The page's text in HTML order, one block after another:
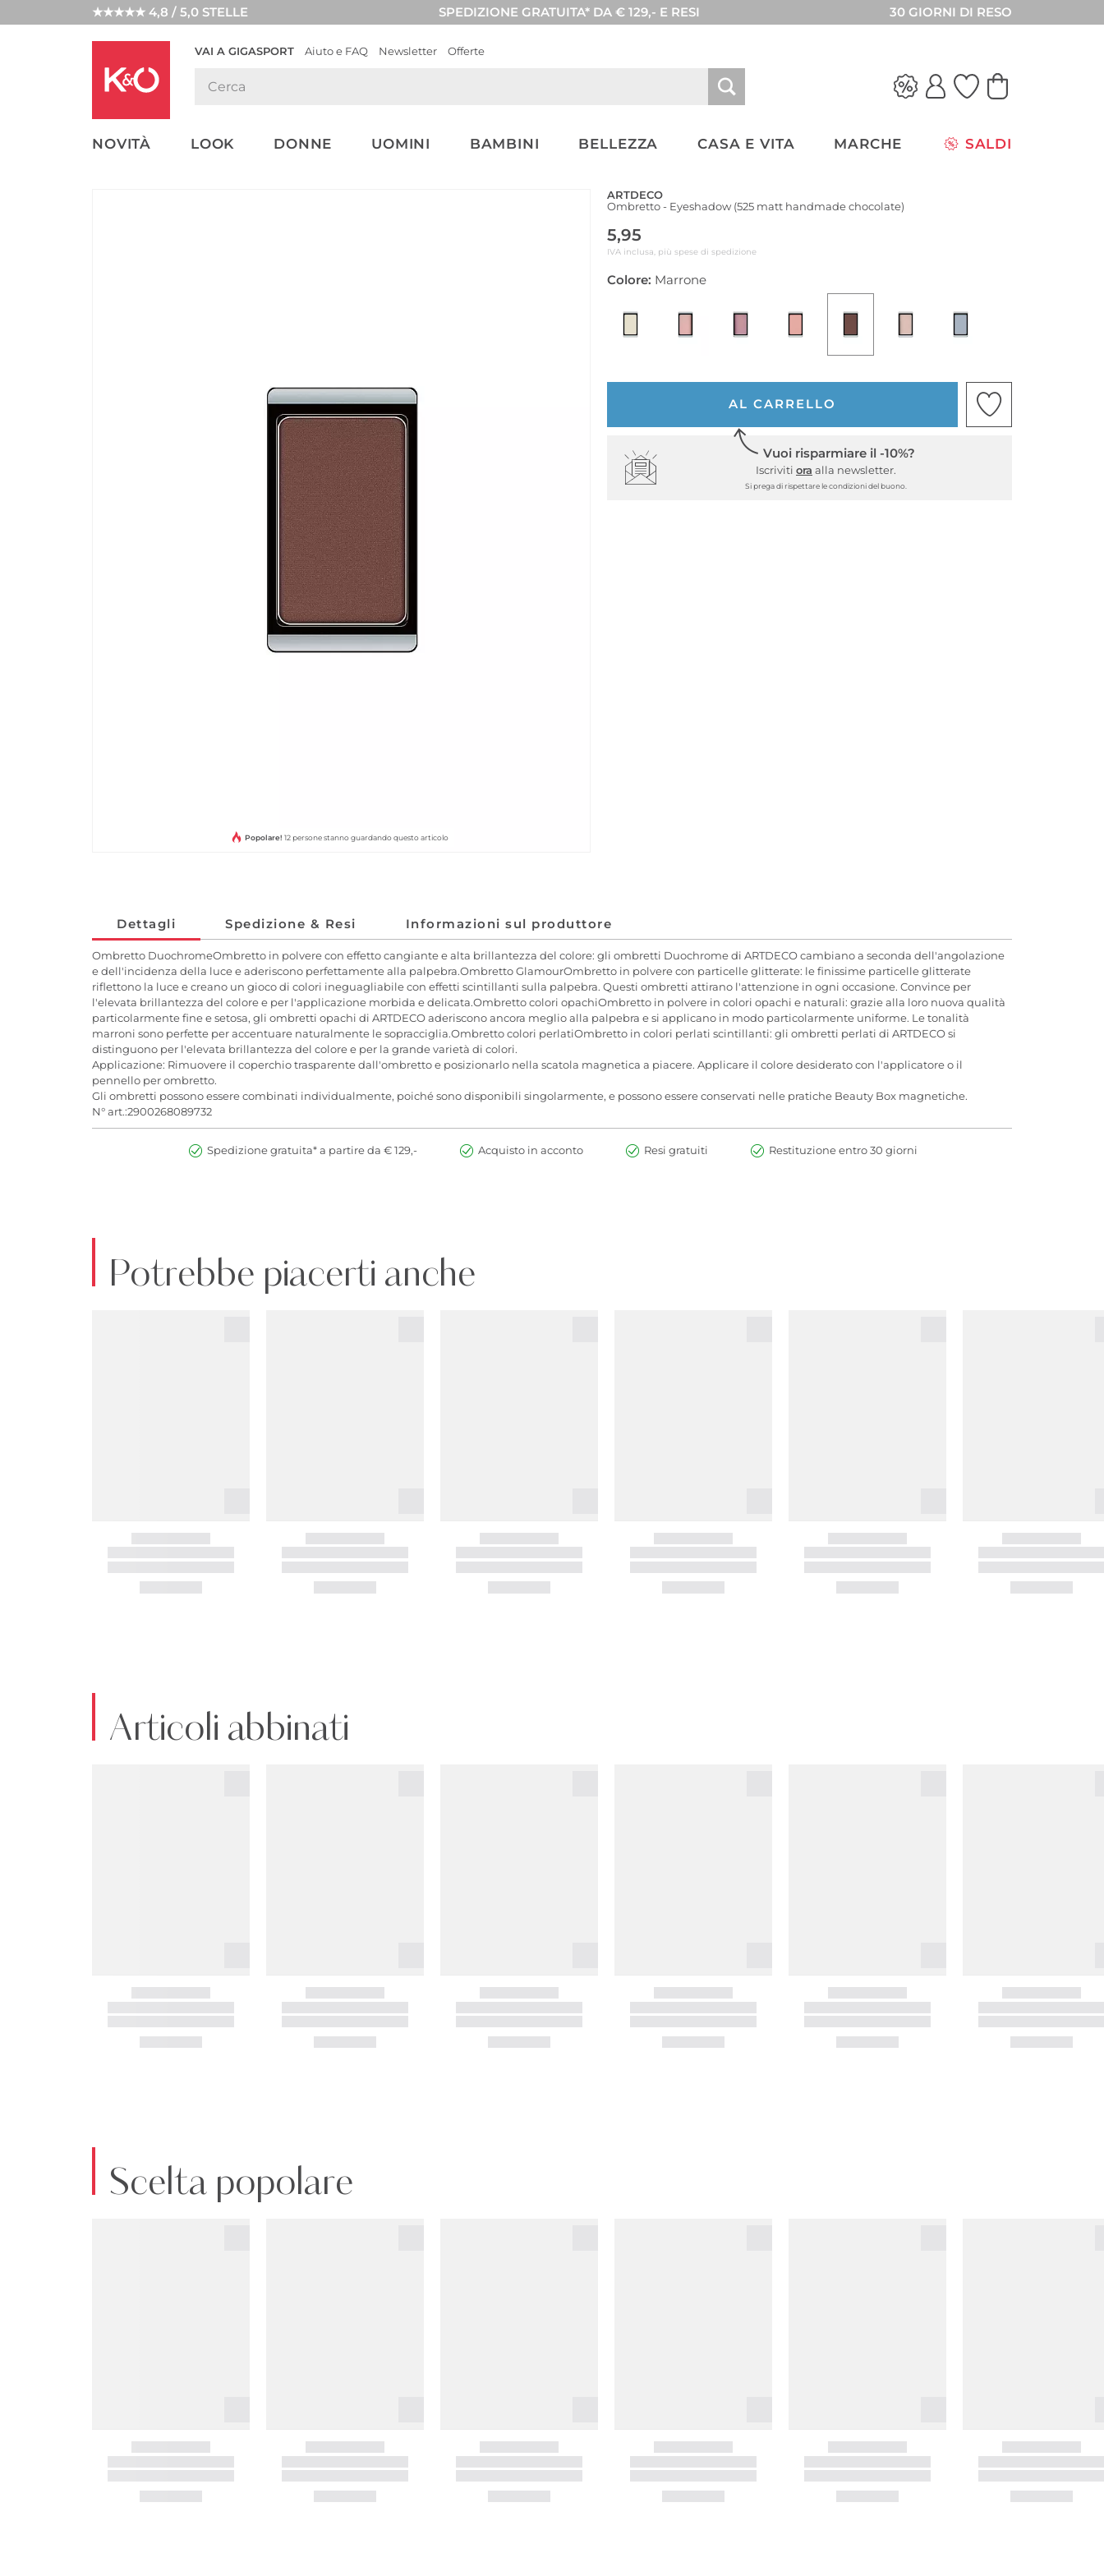
★★★★★ 4,8 / 5,0 STELLE SPEDIZIONE GRATUITA* DA € 129,- E RESI 30 GIORNI DI RESO
VAI A GIGASPORT Aiuto e FAQ Newsletter Offerte
NOVITÀ LOOK DONNE UOMINI BAMBINI BELLEZZA CASA E VITA MARCHE SALDI
LOOK
WEDDING
Popolare! 12 persone stanno guardando questo articolo
ARTDECO
Ombretto - Eyeshadow (525 matt handmade chocolate)
5,95
IVA inclusa, più spese di spedizione
Colore: Marrone
AL CARRELLO
Vuoi risparmiare il -10%?
Iscriviti ora alla newsletter.
Si prega di rispettare le condizioni del buono.
Dettagli Spedizione & Resi Informazioni sul produttore
Ombretto DuochromeOmbretto in polvere con effetto cangiante e alta brillantezza del colore: gli ombretti Duochrome di ARTDECO cambiano a seconda dell'angolazione
e dell'incidenza della luce e aderiscono perfettamente alla palpebra.Ombretto GlamourOmbretto in polvere con particelle glitterate: le finissime particelle glitterate
riflettono la luce e creano un gioco di colori ineguagliabile con effetti scintillanti sulla palpebra. Questi ombretti attirano l'attenzione in ogni occasione. Convince per
l'elevata brillantezza del colore e per l'applicazione morbida e delicata.Ombretto colori opachiOmbretto in polvere in colori opachi e naturali: grazie alla loro nuova qualità
particolarmente fine e setosa, gli ombretti opachi di ARTDECO aderiscono ancora meglio alla palpebra e si applicano in modo particolarmente uniforme. Le tonalità
marroni sono perfette per accentuare naturalmente le sopracciglia.Ombretto colori perlatiOmbretto in colori perlati scintillanti: gli ombretti perlati di ARTDECO si
distinguono per l'elevata brillantezza del colore e per la grande varietà di colori.
Applicazione: Rimuovere il coperchio trasparente dall'ombretto e posizionarlo nella scatola magnetica a piacere. Applicare il colore desiderato con l'applicatore o il
pennello per ombretto.
Gli ombretti possono essere combinati individualmente, poiché sono disponibili singolarmente, e possono essere conservati nelle pratiche Beauty Box magnetiche.
N° art.:2900268089732
Spedizione gratuita* a partire da € 129,- Acquisto in acconto Resi gratuiti Restituzione entro 30 giorni
Potrebbe piacerti anche
Articoli abbinati
Scelta popolare